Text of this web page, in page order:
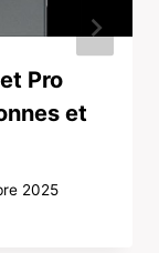
Pro
et
2025